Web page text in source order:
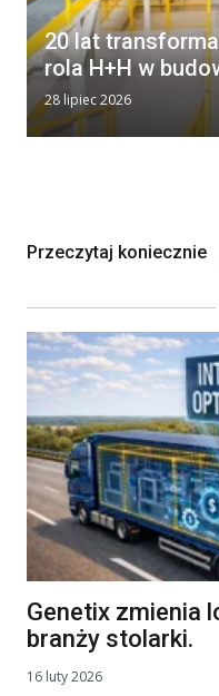
20 lat
rola H+H w
28 lipiec 2026
Przeczytaj koniecznie
Genetix zmienia
branży stolarki.
16 luty 2026